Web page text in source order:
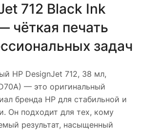
712 Black Ink
чёткая печать
задач
HP DesignJet 712, 38 мл,
— это оригинальный
бренда HP для стабильной и
Он подходит для тех, кому
результат, насыщенный